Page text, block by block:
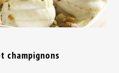
champignons